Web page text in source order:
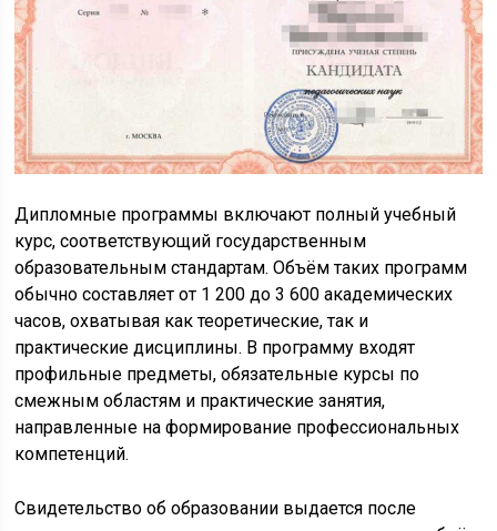
Дипломные программы включают полный учебный
курс, соответствующий государственным
образовательным стандартам. Объём таких программ
обычно составляет от 1 200 до 3 600 академических
часов, охватывая как теоретические, так и
практические дисциплины. В программу входят
профильные предметы, обязательные курсы по
смежным областям и практические занятия,
направленные на формирование профессиональных
компетенций.
Свидетельство об образовании выдается после